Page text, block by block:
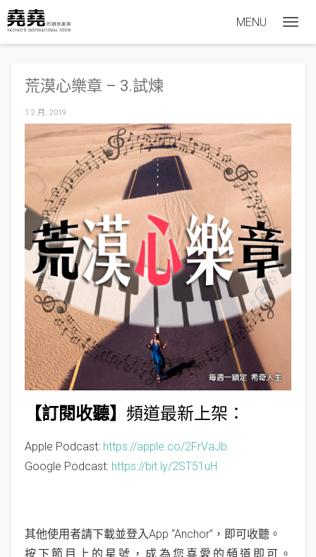
MENU
T
o
e
荒漠心樂章 – 3.試煉
1 2 月, 2019
【訂閱收聽】 頻道最新上架：
Apple Podcast: https://apple.co/2FrVaJb
Google Podcast: https://bit.ly/2ST51uH
其他使用者請下載並登入App “Anchor”，即可收聽。
按下節目上的星號，成為您喜愛的頻道即可。